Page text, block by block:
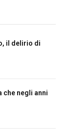
il delirio di
che negli anni